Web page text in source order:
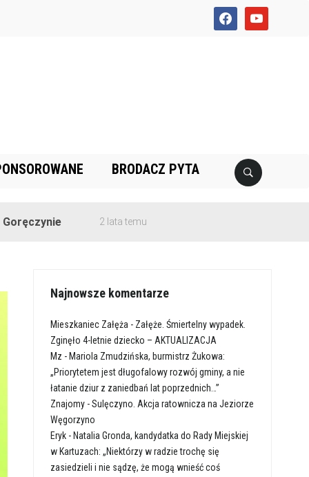
facebookyoutube
BRODACZ PYTA
2 lata temu
Najnowsze komentarze
Mieszkaniec Załęża - Załęże. Śmiertelny wypadek.
Zginęło 4-letnie dziecko – AKTUALIZACJA
Mz - Mariola Zmudzińska, burmistrz Żukowa:
„Priorytetem jest długofalowy rozwój gminy, a nie
łatanie dziur z zaniedbań lat poprzednich…”
Znajomy -Sulęczyno. Akcja ratownicza na Jeziorze
Węgorzyno
Eryk - Natalia Gronda, kandydatka do Rady Miejskiej
w Kartuzach: „Niektórzy w radzie trochę się
zasiedzieli i nie sądzę, że mogą wnieść coś